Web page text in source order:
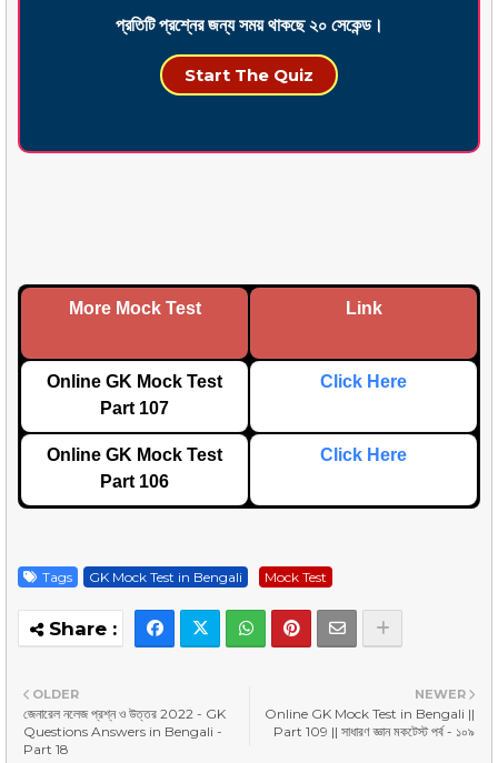
প্রতিটি প্রশ্নের জন্য সময় থাকছে ২০ সেকেন্ড।
Start The Quiz
More Mock Test Link
Online GK Mock Test
Part 107
Click Here
Online GK Mock Test
Part 106
Click Here
Tags GK Mock Test in Bengali Mock Test
NEWER
Online GK Mock Test in Bengali ||
Part 109 || সাধারণ জ্ঞান মকটেস্ট পর্ব - ১০৯
OLDER
জেনারেল নলেজ প্রশ্ন ও উত্তর 2022 - GK
Questions Answers in Bengali -
Part 18